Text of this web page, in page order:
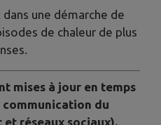
dans une démarche de
de chaleur de plus
mises à jour en temps
communication du
et réseaux sociaux).